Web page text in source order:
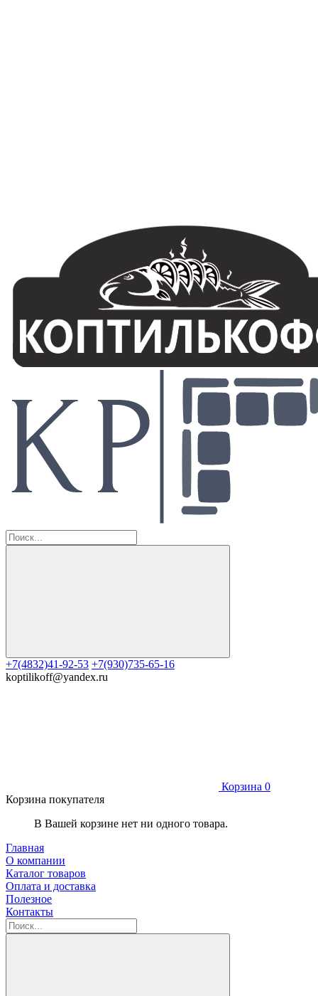
+7(4832)41-92-53 +7(930)735-65-16
koptilikoff@yandex.ru
Корзина 0
Корзина покупателя
В Вашей корзине нет ни одного товара.
Главная
О компании
Каталог товаров
Оплата и доставка
Полезное
Контакты